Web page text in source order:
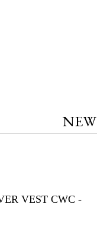
NEW
VEST CWC -